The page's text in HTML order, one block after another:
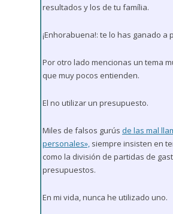
resultados y los de tu família.
¡Enhorabuena!: te lo has ganado a
Por otro lado mencionas un tema
que muy pocos entienden.
El no utilizar un presupuesto.
Miles de falsos gurús de las mal
personales», siempre insisten en
como la división de partidas de
presupuestos.
En mi vida, nunca he utilizado uno.